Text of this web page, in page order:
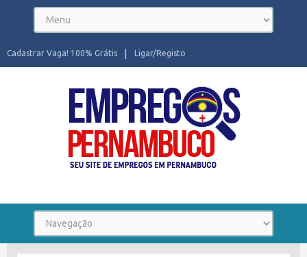
Ligar/Registo
Cadastrar Vaga! 100% Grátis